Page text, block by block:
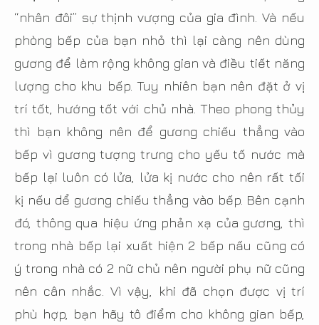
“nhân đôi” sự thịnh vượng của gia đình. Và nếu
phòng bếp của bạn nhỏ thì lại càng nên dùng
gương để làm rộng không gian và điều tiết năng
lượng cho khu bếp. Tuy nhiên bạn nên đặt ở vị
trí tốt, hướng tốt với chủ nhà. Theo phong thủy
thì bạn không nên để gương chiếu thẳng vào
bếp vì gương tượng trưng cho yếu tố nước mà
bếp lại luôn có lửa, lửa kị nước cho nên rất tối
kị nếu dể gương chiếu thẳng vào bếp. Bên cạnh
đó, thông qua hiệu ứng phản xạ của gương, thì
trong nhà bếp lại xuất hiện 2 bếp nấu cũng có
ý trong nhà có 2 nữ chủ nên người phụ nữ cũng
nên cân nhắc. Vì vậy, khi đã chọn được vị trí
phù hợp, bạn hãy tô điểm cho không gian bếp,